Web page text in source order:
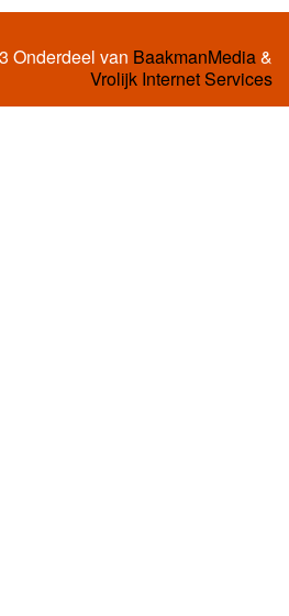
Onderdeel van BaakmanMedia&
Vrolijk Internet Services